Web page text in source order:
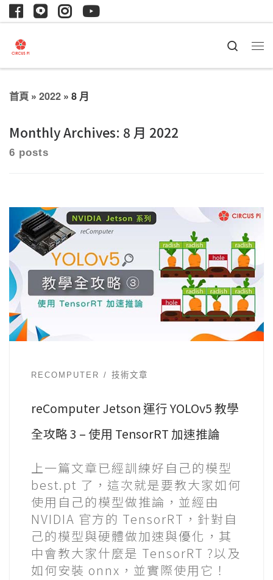
Search
首頁 » 2022 » 8 月
Monthly Archives: 8 月 2022
6 posts
RECOMPUTER 技術文章
reComputer Jetson 運行 YOLOv5 教學
全攻略 3 – 使用 TensorRT 加速推論
上一篇文章已經訓練好自己的模型
best.pt 了，這次就是要教大家如何
使用自己的模型做推論，並經由
NVIDIA 官方的 TensorRT，針對自
己的模型與硬體做加速與優化，其
中會教大家什麼是 TensorRT ?以及
如何安裝 onnx，並實際使用它！